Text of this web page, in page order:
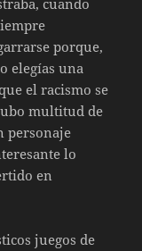
cuando
porque,
elegías una
el racismo se
multitud de
personaje
lo
en
juegos de